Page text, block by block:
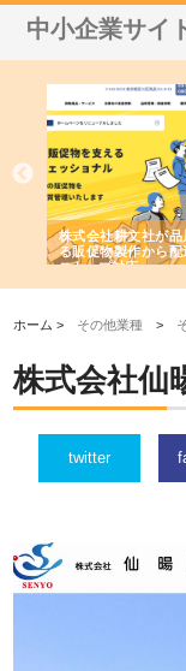
中小企業サイ
株式会社耕文社が品
る販促物製作から配
ストップ対応
ホーム > その他業種 >
株式会社仙
twitter